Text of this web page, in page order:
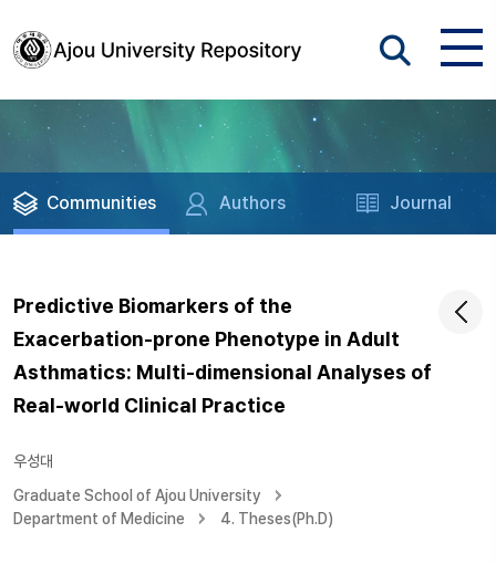
Communities Authors Journal
Predictive Biomarkers of the
Exacerbation-prone Phenotype in Adult
Asthmatics: Multi-dimensional Analyses of
Real-world Clinical Practice
우성대
Graduate School of Ajou University
Department of Medicine
4. Theses(Ph.D)